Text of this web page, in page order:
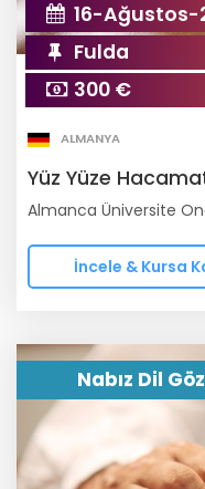
16-Ağustos-
Fulda
300 €
ALMANYA
Yüz Yüze
Almanca Üniversite
İncele & Kursa
Nabız Dil